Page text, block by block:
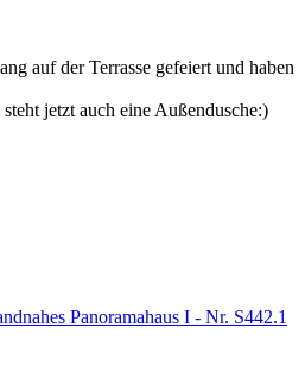
auf der Terrasse gefeiert und haben
jetzt auch eine Außendusche:)
Panoramahaus I - Nr. S442.1